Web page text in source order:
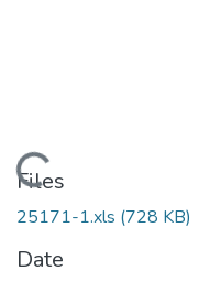
Loading...
Files
25171-1.xls (728 KB)
Date